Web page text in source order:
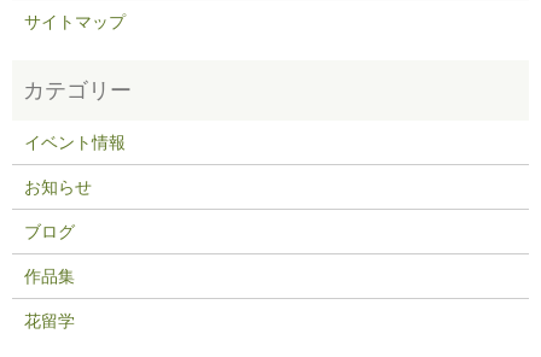
サイトマップ
イベント情報
お知らせ
ブログ
作品集
花留学